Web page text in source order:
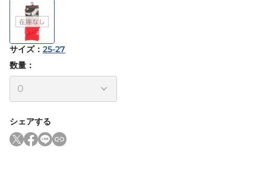
サイズ： 25-27
数量：
シェアする